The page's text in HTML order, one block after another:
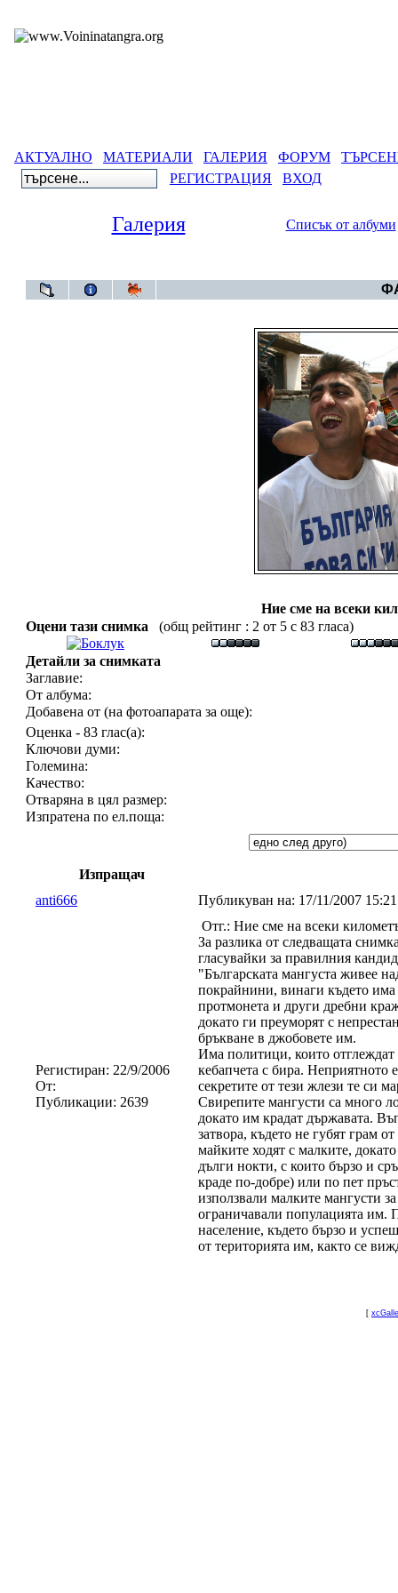
АКТУАЛНО МАТЕРИАЛИ ГАЛЕРИЯ ФОРУМ
РЕГИСТРАЦИЯ
ВХОД
Галерия Списък от албуми
Ние сме на всеки
Оцени тази снимка
(общ рейтинг : 2 от 5 с 83 гласа)
Детайли за снимката
Заглавие:
От албума:
Добавена от (на фотоапарата за още):
Оценка - 83 глас(а):
Ключови думи:
Големина:
Качество:
Отваряна в цял размер:
Изпратена по ел.поща:
Изпращач
anti666
Публикуван на: 17/11/2007
Регистиран: 22/9/2006
От:
Публикации: 2639
Отг.: Ние сме на всеки
За разлика от следващата
гласувайки за прaвилния
"Българската мангуста живее
покрайнини, винаги където
протмонета и други дребни
докато ги преуморят с
бръкване в джобовете им.
Има политици, които
кебапчета с бира. Неприятното
секретите от тези жлези те си
Свирепите мангусти са много
докато им крадат държавата.
затвора, където не губят грам
майките ходят с малките,
дълги нокти, с които бързо и
краде по-добре) или по пет
използвали малките мангусти
ограничавали популацията им.
население, където бързо и
от територията им, както се
[